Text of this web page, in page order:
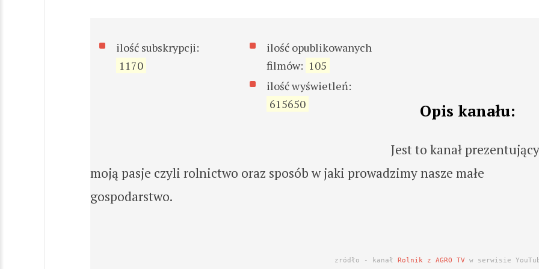
ilość subskrypcji:
1170
ilość opublikowanych
filmów: 105
ilość wyświetleń:
615650
Opis kanału:
Jest to kanał
moją pasje czyli rolnictwo oraz sposób w jaki prowadzimy nasze małe
gospodarstwo.
zródło - kanałRolnik z AGRO TV w serwisie